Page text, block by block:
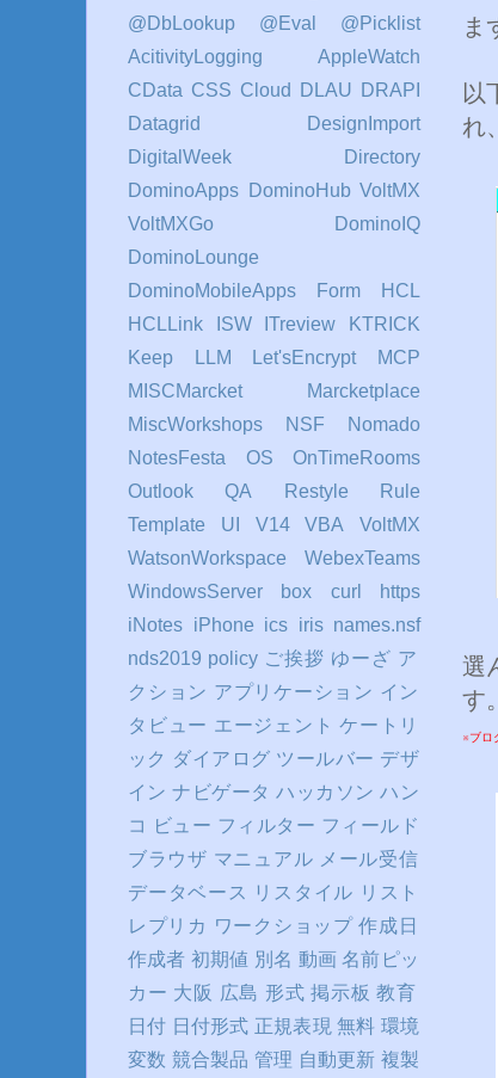
ま
以
れ
選
す。
※ブロ
@DbLookup
@Eval
@Picklist
AcitivityLogging
AppleWatch
CData CSS Cloud DLAU
DRAPI
Datagrid
DesignImport
DigitalWeek
Directory
DominoApps
DominoHub VoltMX
VoltMXGo
DominoIQ
DominoLounge
DominoMobileApps
Form
HCL
HCLLink
ISW ITreview
KTRICK
Keep
LLM Let'sEncrypt
MCP
MISCMarcket
Marcketplace
MiscWorkshops
NSF
Nomado
NotesFesta
OS
OnTimeRooms
Outlook
QA Restyle
Rule
Template
UI V14 VBA
VoltMX
WatsonWorkspace
WebexTeams
WindowsServer
box curl
https
iNotes iPhone ics iris names.nsf
nds2019 policy ご挨拶 ゆーざ ア
クション アプリケーション イン
タビュー エージェント ケートリ
ック ダイアログ ツールバー デザ
イン ナビゲータ ハッカソン ハン
コ
ビュー フィルター フィールド
ブラウザ マニュアル メール受信
データベース
リスタイル リスト
レプリカ ワークショップ 作成日
作成者 初期値 別名 動画 名前ピッ
カー 大阪 広島 形式 掲示板 教育
日付 日付形式 正規表現 無料 環境
変数 競合製品 管理 自動更新 複製